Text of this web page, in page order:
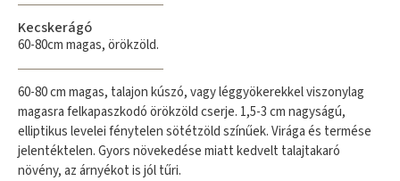
Kecskerágó
60-80cm magas, örökzöld.
60-80 cm magas, talajon kúszó, vagy léggyökerekkel viszonylag
magasra felkapaszkodó örökzöld cserje. 1,5-3 cm nagyságú,
elliptikus levelei fénytelen sötétzöld színűek. Virága és termése
jelentéktelen. Gyors növekedése miatt kedvelt talajtakaró
növény, az árnyékot is jól tűri.